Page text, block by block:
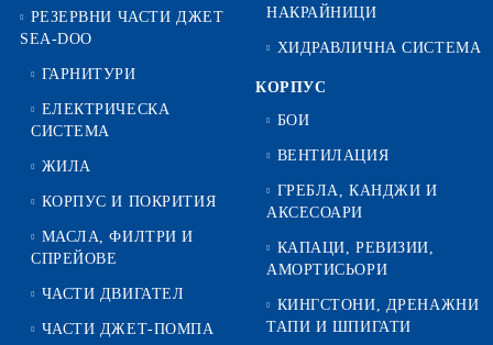
РЕЗЕРВНИ ЧАСТИ ДЖЕТ
SEA-DOO
ГАРНИТУРИ
ЕЛЕКТРИЧЕСКА
СИСТЕМА
ЖИЛА
КОРПУС И ПОКРИТИЯ
МАСЛА, ФИЛТРИ И
СПРЕЙОВЕ
ЧАСТИ ДВИГАТЕЛ
ЧАСТИ ДЖЕТ-ПОМПА
НАКРАЙНИЦИ
ХИДРАВЛИЧНА СИСТЕМА
КОРПУС
БОИ
ВЕНТИЛАЦИЯ
ГРЕБЛА, КАНДЖИ И
АКСЕСОАРИ
КАПАЦИ, РЕВИЗИИ,
АМОРТИСЬОРИ
КИНГСТОНИ, ДРЕНАЖНИ
ТАПИ И ШПИГАТИ